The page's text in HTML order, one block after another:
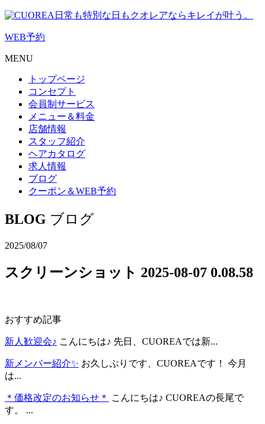
日常も特別な日もクオレアならキレイが叶う。
WEB予約
MENU
トップページ
コンセプト
会員制サービス
メニュー＆料金
店舗情報
スタッフ紹介
ヘアカタログ
求人情報
ブログ
クーポン＆WEB予約
BLOG ブログ
2025/08/07
スクリーンショット 2025-08-07 0.08.58
おすすめ記事
新人歓迎会♪ こんにちは♪ 先日、CUOREAでは新...
新メンバー紹介✨ お久しぶりです、CUOREAです！ 今月
は...
＊価格改定のお知らせ＊
こんにちは♪ CUOREAの長尾で
す。 ...